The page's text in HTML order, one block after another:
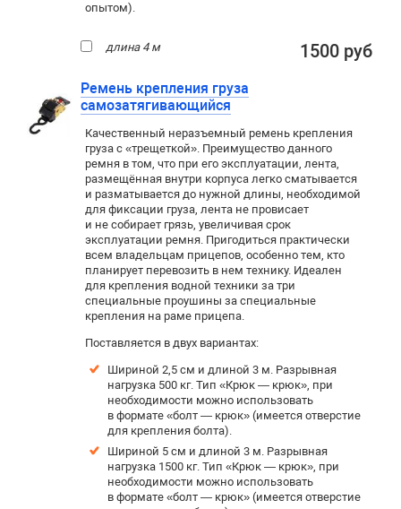
опытом).
длина 4 м 1500 руб
Ремень крепления груза
самозатягивающийся
Качественный неразъемный ремень крепления
груза с «трещеткой». Преимущество данного
ремня в том, что при его эксплуатации, лента,
размещённая внутри корпуса легко сматывается
и разматывается до нужной длины, необходимой
для фиксации груза, лента не провисает
и не собирает грязь, увеличивая срок
эксплуатации ремня. Пригодиться практически
всем владельцам прицепов, особенно тем, кто
планирует перевозить в нем технику. Идеален
для крепления водной техники за три
специальные проушины за специальные
крепления на раме прицепа.
Поставляется в двух вариантах:
Шириной 2,5 см и длиной 3 м. Разрывная
нагрузка 500 кг. Тип «Крюк — крюк», при
необходимости можно использовать
в формате «болт — крюк» (имеется отверстие
для крепления болта).
Шириной 5 см и длиной 3 м. Разрывная
нагрузка 1500 кг. Тип «Крюк — крюк», при
необходимости можно использовать
в формате «болт — крюк» (имеется отверстие